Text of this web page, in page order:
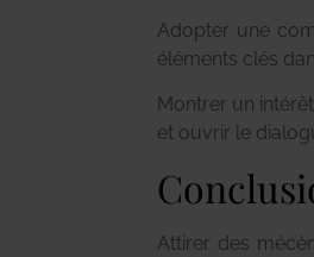
Adopter une
éléments clés
Montrer un
et ouvrir le
Attirer des